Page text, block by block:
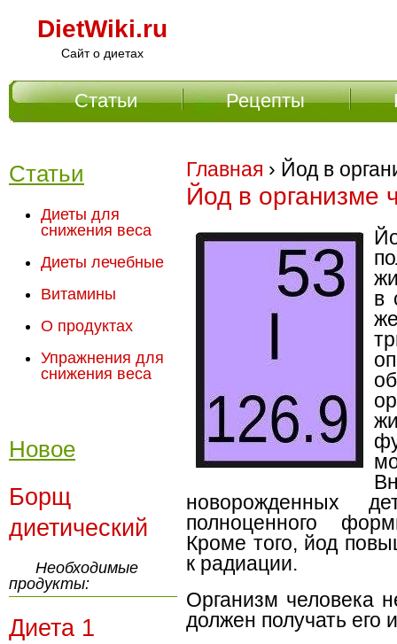
DietWiki.ru
Сайт о диетах
Главная › Йод в
Йод в организме
в
новорожденных
полноценного
Кроме того, йод
к радиации.
Организм человека
должен получать его
Главное меню
Статьи Рецепты
Статьи
Диеты для
снижения веса
Диеты лечебные
Витамины
О продуктах
Упражнения для
снижения веса
Новое
Борщ
диетический
Необходимые
продукты:
Диета 1